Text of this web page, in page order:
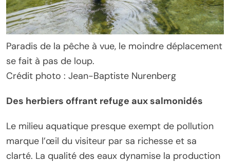
Paradis de la pêche à vue, le moindre déplacement
se fait à pas de loup.
Crédit photo : Jean-Baptiste Nurenberg
Des herbiers offrant refuge aux salmonidés
Le milieu aquatique presque exempt de pollution
marque l’œil du visiteur par sa richesse et sa
clarté. La qualité des eaux dynamise la production